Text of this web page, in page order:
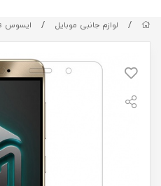
/ لوازم جانبی موبایل / ایسوس Asus